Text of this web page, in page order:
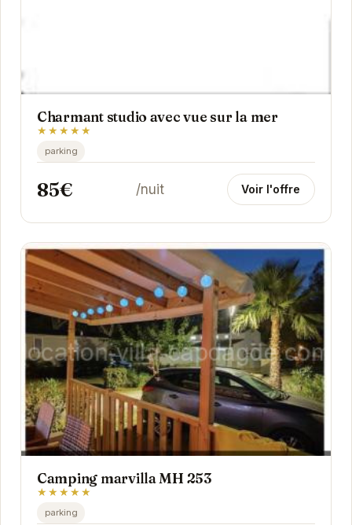
Charmant studio avec vue sur la mer
★★★★★
parking
85€ /nuit Voir l'offre
Camping marvilla MH 253
★★★★★
parking